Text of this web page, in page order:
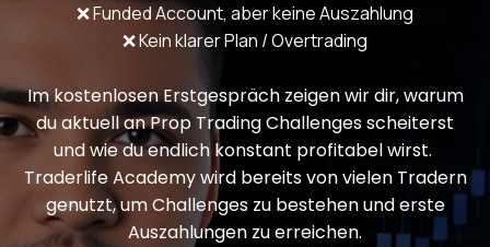
❌ Funded Account, aber keine Auszahlung
❌ Kein klarer Plan / Overtrading
Im kostenlosen Erstgespräch zeigen wir dir, warum
du aktuell an Prop Trading Challenges scheiterst
und wie du endlich konstant profitabel wirst.
Traderlife Academy wird bereits von vielen Tradern
genutzt, um Challenges zu bestehen und erste
Auszahlungen zu erreichen.